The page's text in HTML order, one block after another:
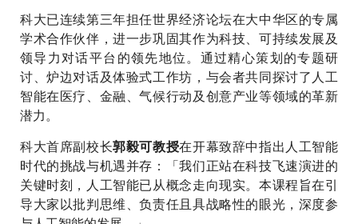
科大已连续第三年担任世界经济论坛在大中华区的专属
学术合作伙伴，进一步巩固其作为科技、可持续发展及
领导力对话平台的领先地位。通过精心策划的专题研
讨、炉边对话及体验式工作坊，与会者共同探讨了人工
智能在医疗、金融、气候行动及创意产业等领域的革新
潜力。
科大首席副校长郭毅可教授在开幕致辞中指出人工智能
时代的挑战与机遇并存：「我们正站在科技飞速演进的
关键时刻，人工智能已从概念走向现实。本课程旨在引
导大家以批判思维、负责任且具战略性的眼光，深度参